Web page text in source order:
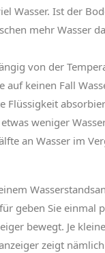
Wasser. Ist der
mehr Wasser
von der
auf keinen Fall
Flüssigkeit
weniger
an Wasser im
geben Sie einmal
bewegt. Je
zeigt